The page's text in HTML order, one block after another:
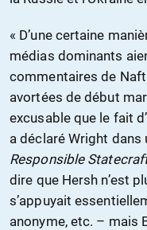
« D’une certaine
médias dominants
commentaires de
avortées de début
excusable que le fait
a déclaré Wright dans
Responsible
dire que Hersh n’est
s’appuyait
anonyme, etc. – mais